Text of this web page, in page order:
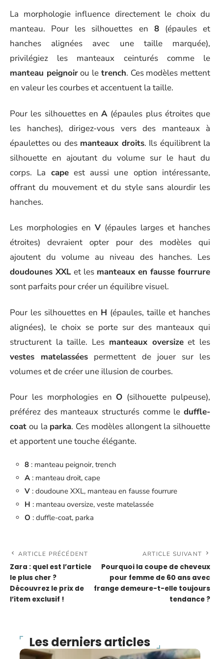
La morphologie influence directement le choix du
manteau. Pour les silhouettes en 8(épaules et
hanches alignées avec une taille marquée),
privilégiez les manteaux ceinturés comme le
manteau peignoirou le trench. Ces modèles mettent
en valeur les courbes et accentuent la taille.
Pour les silhouettes en A (épaules plus étroites que
les hanches), dirigez-vous vers des manteaux à
épaulettes ou des manteaux droits. Ils équilibrent la
silhouette en ajoutant du volume sur le haut du
corps. La capeest aussi une option intéressante,
offrant du mouvement et du style sans alourdir les
hanches.
Les morphologies en V(épaules larges et hanches
étroites) devraient opter pour des modèles qui
ajoutent du volume au niveau des hanches. Les
doudounes XXL et les manteaux en fausse fourrure
sont parfaits pour créer un équilibre visuel.
Pour les silhouettes en H (épaules, taille et hanches
alignées), le choix se porte sur des manteaux qui
structurent la taille. Les manteaux oversizeet les
vestes matelassées permettent de jouer sur les
volumes et de créer une illusion de courbes.
Pour les morphologies en O (silhouette pulpeuse),
préférez des manteaux structurés comme le duffle-
coat ou la parka. Ces modèles allongent la silhouette
et apportent une touche élégante.
8 : manteau peignoir, trench
A : manteau droit, cape
V : doudoune XXL, manteau en fausse fourrure
H : manteau oversize, veste matelassée
O : duffle-coat, parka
ARTICLE PRÉCÉDENT
Zara : quel est l’article
le plus cher ?
Découvrez le prix de
l’item exclusif !
ARTICLE SUIVANT
Pourquoi la coupe de cheveux
pour femme de 60 ans avec
frange demeure-t-elle toujours
tendance ?
Les derniers articles